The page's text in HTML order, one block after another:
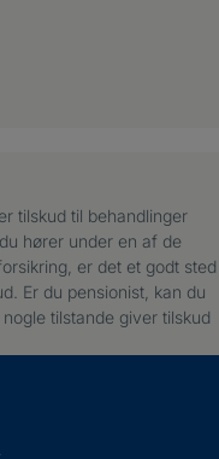
tilskud til behandlinger
hører under en af de
er det et godt sted
Er du pensionist, kan du
tilstande giver tilskud